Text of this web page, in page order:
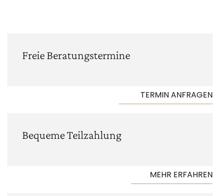
Freie Beratungs­termine
TERMIN ANFRAGEN
Bequeme Teilzahlung
MEHR ERFAHREN